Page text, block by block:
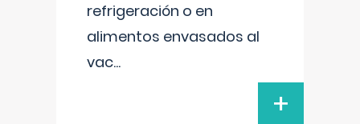
refrigeración o en
alimentos envasados al
vac...
+